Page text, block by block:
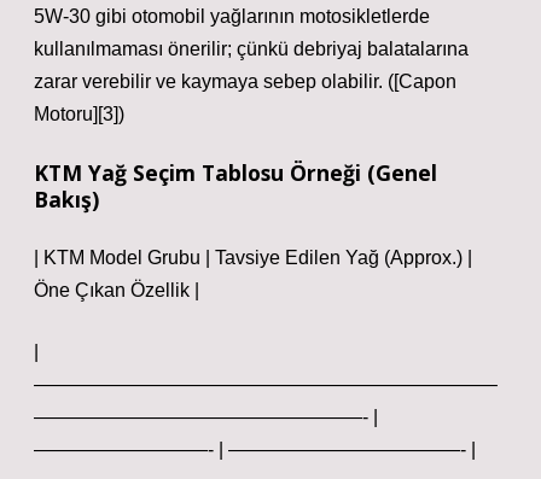
5W‑30 gibi otomobil yağlarının motosikletlerde
kullanılmaması önerilir; çünkü debriyaj balatalarına
zarar verebilir ve kaymaya sebep olabilir. ([Capon
Motoru][3])
KTM Yağ Seçim Tablosu Örneği (Genel
Bakış)
| KTM Model Grubu | Tavsiye Edilen Yağ (Approx.) |
Öne Çıkan Özellik |
————————————————————————
—————————————————- |
—————————- | ————————————- |